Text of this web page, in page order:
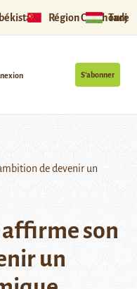
Région Ouïghoure
S’abonner
de devenir un
affirme son
un